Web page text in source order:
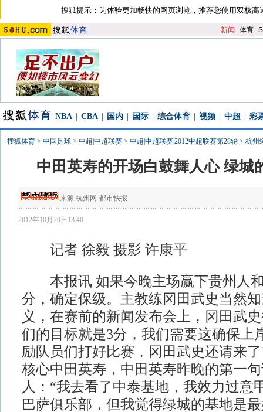
搜狐提示：为体验更加畅快的网页浏览，推荐您使用双核高
新闻 -体育-S
NBA CBA 国内 国际 综合体育 视频 中超 彩
搜狐体育 > 中国足球 > 中超|中超联赛 > 中超|中超联赛|2012中超联赛第28轮 > 杭州
中田英寿的开场白鼓舞人心 绿城
来源:杭州网-都市快报
2012年10月20日13:40
记者 徐毅 摄影 许康平
本报讯 如果今晚主场赢下贵州人和
分，确定保级。主教练冈田武史当然
义，在赛前的新闻发布会上，冈田武
们的目标就是3分，我们需要这确保上
励队员们打好比赛，冈田武史还请来
核心中田英寿，中田英寿昨晚的第一
人：“我去看了中泰基地，我效力过意
巴萨俱乐部，但我觉得绿城的基地是